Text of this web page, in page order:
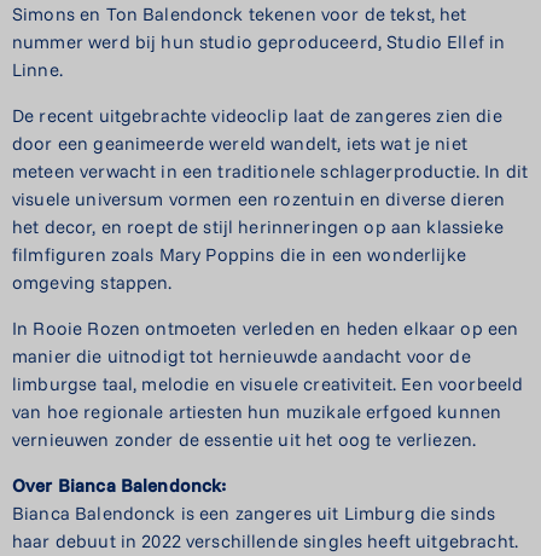
Simons en Ton Balendonck tekenen voor de tekst, het
nummer werd bij hun studio geproduceerd, Studio Ellef in
Linne.
De recent uitgebrachte videoclip laat de zangeres zien die
door een geanimeerde wereld wandelt, iets wat je niet
meteen verwacht in een traditionele schlagerproductie. In dit
visuele universum vormen een rozentuin en diverse dieren
het decor, en roept de stijl herinneringen op aan klassieke
filmfiguren zoals Mary Poppins die in een wonderlijke
omgeving stappen.
In Rooie Rozen ontmoeten verleden en heden elkaar op een
manier die uitnodigt tot hernieuwde aandacht voor de
limburgse taal, melodie en visuele creativiteit. Een voorbeeld
van hoe regionale artiesten hun muzikale erfgoed kunnen
vernieuwen zonder de essentie uit het oog te verliezen.
Over Bianca Balendonck:
Bianca Balendonck is een zangeres uit Limburg die sinds
haar debuut in 2022 verschillende singles heeft uitgebracht.